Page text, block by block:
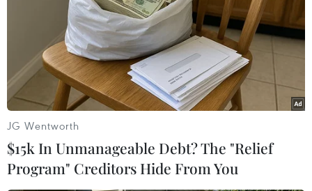
Theo dõi VietnamPlus
TIN CÙNG CHUYÊN MỤC
Dấu mốc quan trọng đưa quan hệ
Việt Nam-New Zealand phát triển
JG Wentworth
$15k In Unmanageable Debt? The "Relief
Program" Creditors Hide From You